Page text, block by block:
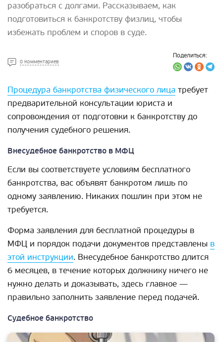
разобраться с долгами. Рассказываем, как
подготовиться к банкротству физлиц, чтобы
избежать проблем и споров в суде.
0 Комментариев
Поделиться:
Процедура банкротства физического лица требует
предварительной консультации юриста и
сопровождения от подготовки к банкротству до
получения судебного решения.
Внесудебное банкротство в МФЦ
Если вы соответствуете условиям бесплатного
банкротства, вас объявят банкротом лишь по
одному заявлению. Никаких пошлин при этом не
требуется.
Форма заявления для бесплатной процедуры в
МФЦ и порядок подачи документов представлены в
этой инструкции. Внесудебное банкротство длится
6 месяцев, в течение которых должнику ничего не
нужно делать и доказывать, здесь главное —
правильно заполнить заявление перед подачей.
Судебное банкротство